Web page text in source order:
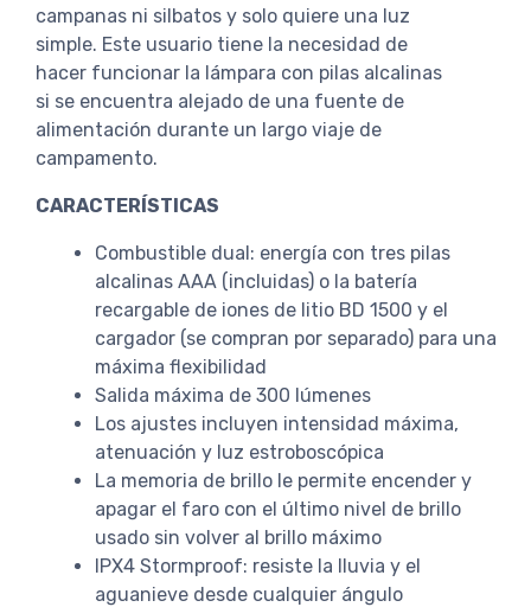
campanas ni silbatos y solo quiere una luz
simple. Este usuario tiene la necesidad de
hacer funcionar la lámpara con pilas alcalinas
si se encuentra alejado de una fuente de
alimentación durante un largo viaje de
campamento.
CARACTERÍSTICAS
Combustible dual: energía con tres pilas
alcalinas AAA (incluidas) o la batería
recargable de iones de litio BD 1500 y el
cargador (se compran por separado) para una
máxima flexibilidad
Salida máxima de 300 lúmenes
Los ajustes incluyen intensidad máxima,
atenuación y luz estroboscópica
La memoria de brillo le permite encender y
apagar el faro con el último nivel de brillo
usado sin volver al brillo máximo
IPX4 Stormproof: resiste la lluvia y el
aguanieve desde cualquier ángulo